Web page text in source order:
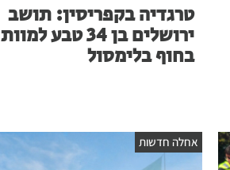
טרגדיה בקפריסין: תושב
ירושלים בן 34 טבע למוות
בחוף בלימסול
אחלה חדשות